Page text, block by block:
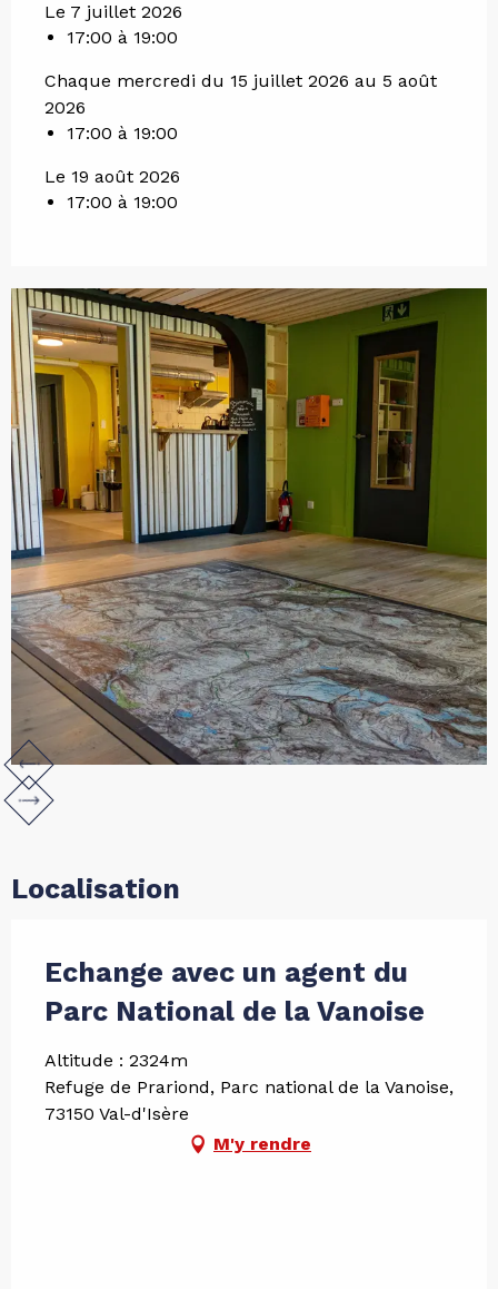
Le 7 juillet 2026
17:00 à 19:00
Chaque mercredi du 15 juillet 2026 au 5 août
2026
17:00 à 19:00
Le 19 août 2026
17:00 à 19:00
Localisation
Echange avec un agent du
Parc National de la Vanoise
Altitude : 2324m
Refuge de Prariond, Parc national de la Vanoise,
73150 Val-d'Isère
M'y rendre